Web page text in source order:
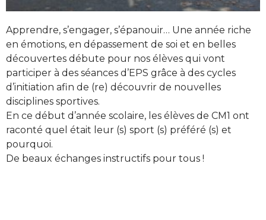
Apprendre, s’engager, s’épanouir… Une année riche
en émotions, en dépassement de soi et en belles
découvertes débute pour nos élèves qui vont
participer à des séances d’EPS grâce à des cycles
d’initiation afin de (re) découvrir de nouvelles
disciplines sportives.
En ce début d’année scolaire, les élèves de CM1 ont
raconté quel était leur (s) sport (s) préféré (s) et
pourquoi.
De beaux échanges instructifs pour tous !